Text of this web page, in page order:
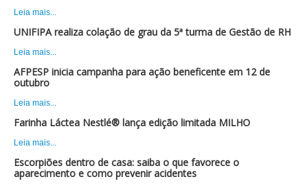
Leia mais...
UNIFIPA realiza colação de grau da 5ª turma de Gestão de RH
Leia mais...
AFPESP inicia campanha para ação beneficente em 12 de
outubro
Leia mais...
Farinha Láctea Nestlé® lança edição limitada MILHO
Leia mais...
Escorpiões dentro de casa: saiba o que favorece o
aparecimento e como prevenir acidentes